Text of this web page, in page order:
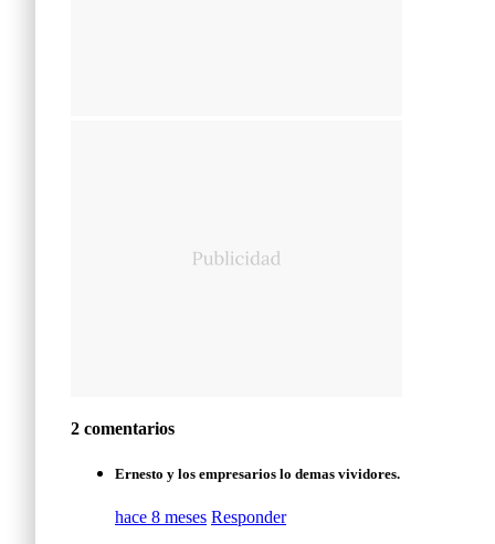
2 comentarios
Ernesto y los empresarios lo demas vividores.
hace 8 meses Responder